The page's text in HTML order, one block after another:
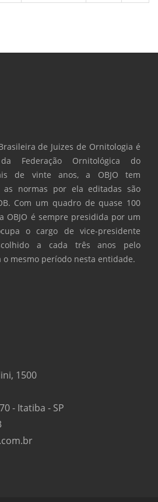
de Juizes de Ornitologia é
Federação Ornitológica do
de vinte anos, a OBJO tem
as normas por ela editadas são
Com um quadro de quase 100
OBJO é sempre presidida por um
o cargo de vice-presidente
a cada três anos pelo
mesmo período nesta entidade.
1500
- Itatiba - SP